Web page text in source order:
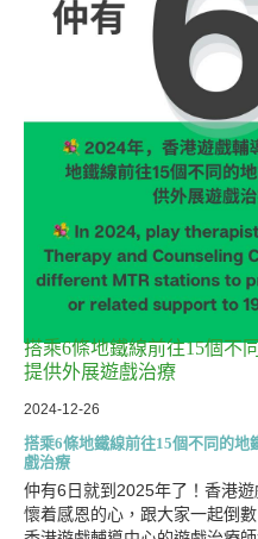
搭乘6條地鐵線前往15個不
提供外展遊戲治療
2024-12-26
搭乘6條地鐵線前往15個不同的地
戲治療
仲有6日就到2025年了！香港
懷着感恩的心，跟大家一起倒